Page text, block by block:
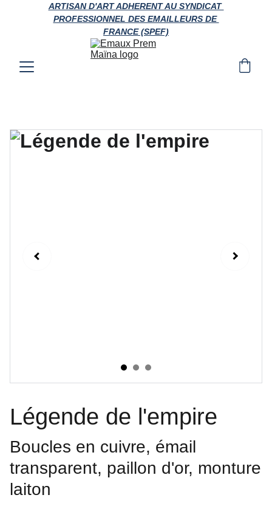
ARTISAN D'ART ADHERENT AU SYNDICAT
PROFESSIONNEL DES EMAILLEURS DE
FRANCE (SPEF)
Légende de l'empire
Boucles en cuivre, émail
transparent, paillon d'or, monture
laiton